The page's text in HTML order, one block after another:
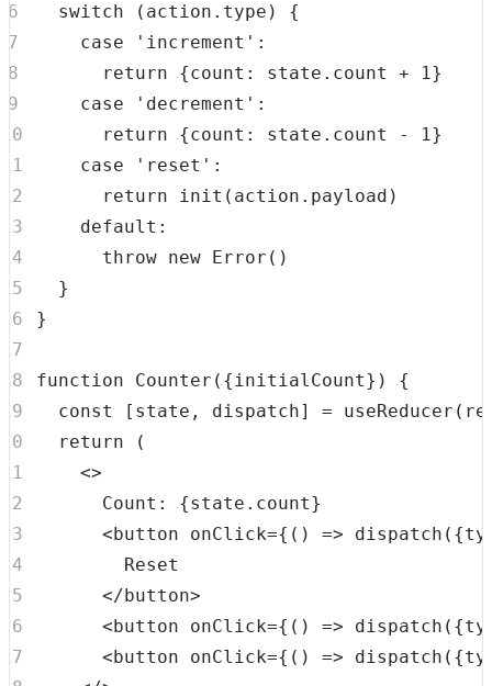
switch
( action . type )
{
case
'increment' :
return
{count : state . count + 1}
case
'decrement' :
return
{count : state . count - 1}
case
'reset' :
return
init ( action . payload )
default :
throw new Error ( )
}
}
function Counter ( {initialCount} )
{
const
[ state , dispatch] = useReducer (
return
(
<>
Count : {state . count}
<button onClick={ ( ) => dispatch ( {
Reset
</button>
<button onClick={ ( ) => dispatch ( {
<button onClick={ ( ) => dispatch ( {